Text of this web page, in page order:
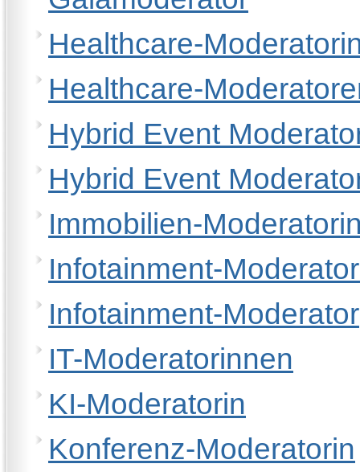
Healthcare-
Healthcare-
Hybrid Event
Hybrid Event
Immobilien-
Infotainment-
Infotainment-Moderator
IT-Moderatorinnen
KI-Moderatorin
Konferenz-Moderatorin